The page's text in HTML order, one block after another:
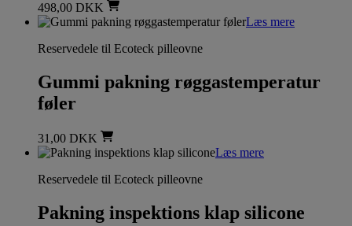
498,00 DKK
Læs mere
Reservedele til Ecoteck pilleovne
Gummi pakning røggastemperatur
føler
31,00 DKK
Læs mere
Reservedele til Ecoteck pilleovne
Pakning inspektions klap silicone